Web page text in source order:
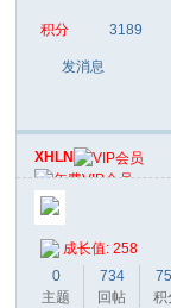
积分 3189
发消息
XHLN
成长值: 258
0
主题
734
回帖
积